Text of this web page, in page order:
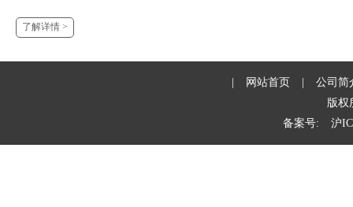
了解详情 >
网站首页
公司简
版
备案号:
沪